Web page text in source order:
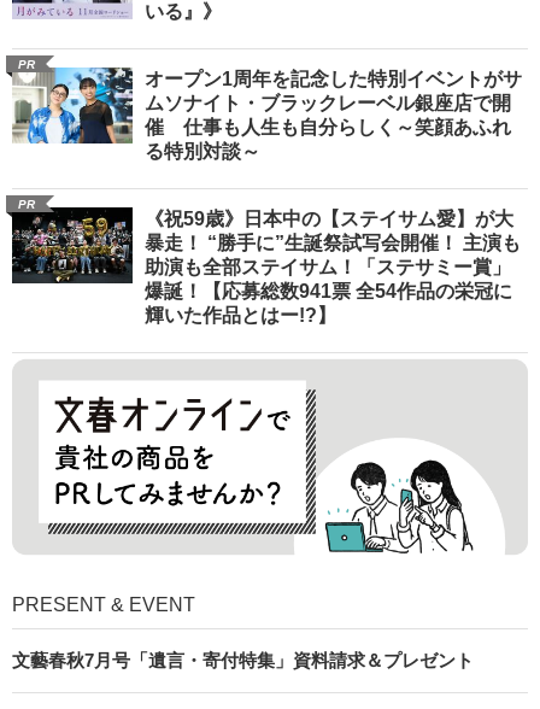
いる』》
PR
オープン1周年を記念した特別イベントがサ
ムソナイト・ブラックレーベル銀座店で開
催 仕事も人生も自分らしく～笑顔あふれ
る特別対談～
PR
《祝59歳》日本中の【ステイサム愛】が大
暴走！ “勝手に”生誕祭試写会開催！ 主演も
助演も全部ステイサム！「ステサミー賞」
爆誕！【応募総数941票 全54作品の栄冠に
輝いた作品とはー!?】
PRESENT & EVENT
文藝春秋7月号「遺言・寄付特集」資料請求＆プレゼント